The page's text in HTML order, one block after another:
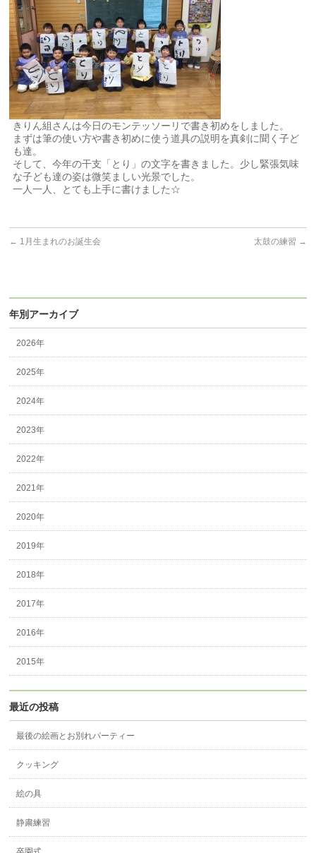
きりん組さんは今日のモンテッソーリで書き初めをしました。
まずは筆の使い方や書き初めに使う道具の説明を真剣に聞く子ど
も達。
そして、今年の干支「とり」の文字を書きました。少し緊張気味
な子ども達の姿は微笑ましい光景でした。
一人一人、とても上手に書けました☆
← 1月生まれのお誕生会 太鼓の練習 →
年別アーカイブ
2026年
2025年
2024年
2023年
2022年
2021年
2020年
2019年
2018年
2017年
2016年
2015年
最近の投稿
最後の絵画とお別れパーティー
クッキング
絵の具
静粛練習